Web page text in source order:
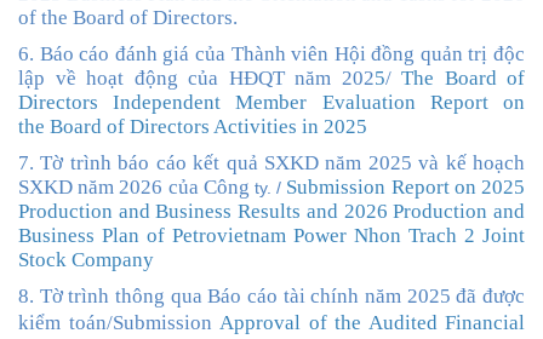
of the Board of Directors.
6. Báo cáo đánh giá của Thành viên Hội đồng quản trị độc
lập về hoạt động của HĐQT năm 2025/ The Board of
Directors Independent Member Evaluation Reporton
the Board of Directors Activities in 2025
7. Tờ trình báo cáo kết quả SXKD năm 2025 và kế hoạch
SXKD năm 2026 của Công ty. / Submission Reporton 2025
Production and Business Results and 2026 Production and
Business Plan of Petrovietnam Power Nhon Trach 2 Joint
Stock Company
8. Tờ trình thông qua Báo cáo tài chính năm 2025 đã được
kiểm toán/Submission Approval of the Audited Financial